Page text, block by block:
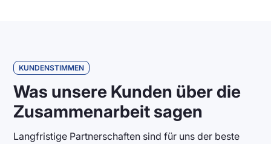
KUNDENSTIMMEN
Was unsere Kunden über die
Zusammenarbeit sagen
Langfristige Partnerschaften sind für uns der beste